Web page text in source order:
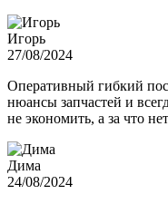
Игорь
27/08/2024
Оперативный гибкий
нюансы запчастей и
не экономить, а за что
Дима
24/08/2024